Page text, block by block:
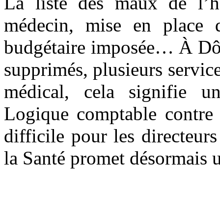
médecin, mise en place
budgétaire imposée… À
supprimés, plusieurs
médical, cela signifie
Logique comptable
difficile pour les directeurs
la Santé promet désormais